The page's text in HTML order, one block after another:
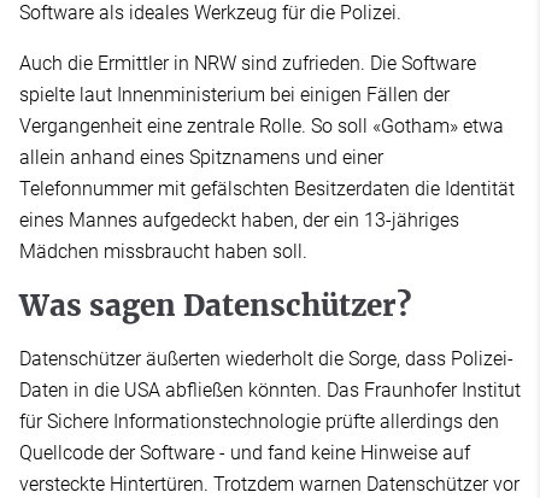
Software als ideales Werkzeug für die Polizei.
Auch die Ermittler in NRW sind zufrieden. Die Software
spielte laut Innenministerium bei einigen Fällen der
Vergangenheit eine zentrale Rolle. So soll «Gotham» etwa
allein anhand eines Spitznamens und einer
Telefonnummer mit gefälschten Besitzerdaten die Identität
eines Mannes aufgedeckt haben, der ein 13-jähriges
Mädchen missbraucht haben soll.
Was sagen Datenschützer?
Datenschützer äußerten wiederholt die Sorge, dass Polizei-
Daten in die USA abfließen könnten. Das Fraunhofer Institut
für Sichere Informationstechnologie prüfte allerdings den
Quellcode der Software - und fand keine Hinweise auf
versteckte Hintertüren. Trotzdem warnen Datenschützer vor